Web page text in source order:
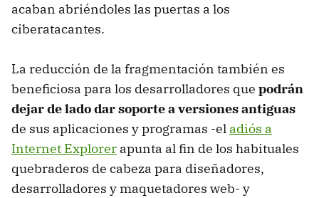
acaban abriéndoles las puertas a los
ciberatacantes.
La reducción de la fragmentación también es
beneficiosa para los desarrolladores que podrán
dejar de lado dar soporte a versiones antiguas
de sus aplicaciones y programas -el adiós a
Internet Explorer apunta al fin de los habituales
quebraderos de cabeza para diseñadores,
desarrolladores y maquetadores web- y